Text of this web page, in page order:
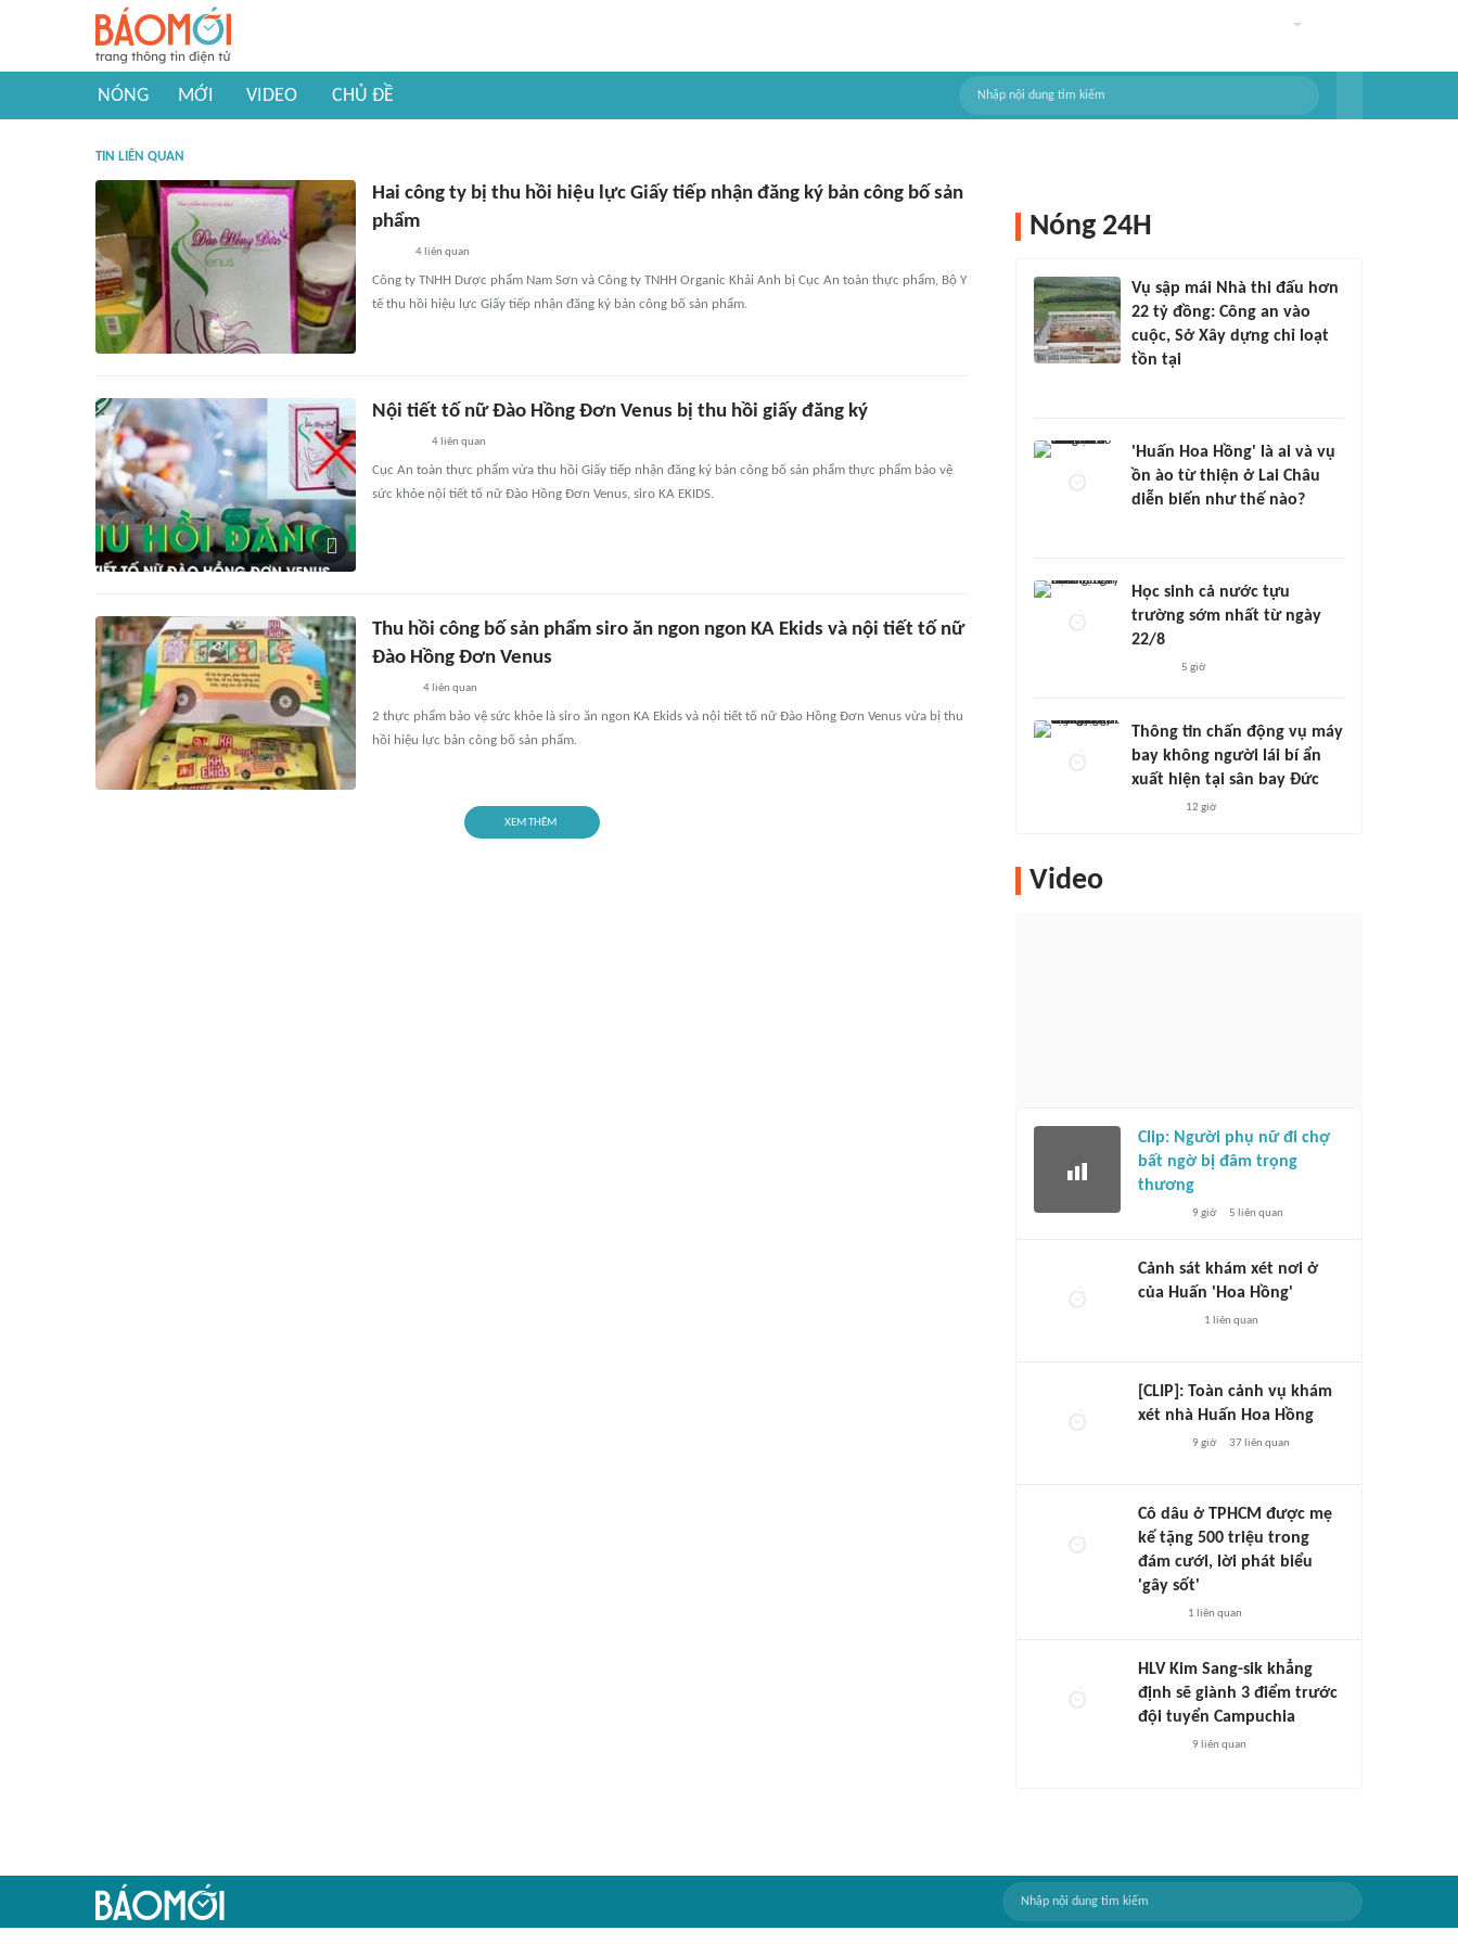
NÓNG MỚI VIDEO CHỦ ĐỀ
TIN LIÊN QUAN
Hai công ty bị thu hồi hiệu lực Giấy tiếp nhận đăng ký bản công bố sản
phẩm
4liên quan
Công ty TNHH Dược phẩm Nam Sơn và Công ty TNHH Organic Khải Anh bị Cục An toàn thực phẩm, Bộ Y
tế thu hồi hiệu lực Giấy tiếp nhận đăng ký bản công bố sản phẩm.
Nội tiết tố nữ Đào Hồng Đơn Venus bị thu hồi giấy đăng ký
4liên quan
Cục An toàn thực phẩm vừa thu hồi Giấy tiếp nhận đăng ký bản công bố sản phẩm thực phẩm bảo vệ
sức khỏe nội tiết tố nữ Đào Hồng Đơn Venus, siro KA EKIDS.
Thu hồi công bố sản phẩm siro ăn ngon ngon KA Ekids và nội tiết tố nữ
Đào Hồng Đơn Venus
4 liên quan
2 thực phẩm bảo vệ sức khỏe là siro ăn ngon KA Ekids và nội tiết tố nữ Đào Hồng Đơn Venus vừa bị thu
hồi hiệu lực bản công bố sản phẩm.
XEM THÊM
Nóng 24H
Vụ sập mái Nhà thi đấu hơn
22 tỷ đồng: Công an vào
cuộc, Sở Xây dựng chỉ loạt
tồn tại
'Huấn Hoa Hồng' là ai và vụ
ồn ào từ thiện ở Lai Châu
diễn biến như thế nào?
Học sinh cả nước tựu
trường sớm nhất từ ngày
22/8
5 giờ
Thông tin chấn động vụ máy
bay không người lái bí ẩn
xuất hiện tại sân bay Đức
12 giờ
Video
Clip: Người phụ nữ đi chợ
bất ngờ bị đâm trọng
thương
9 giờ 5 liên quan
Cảnh sát khám xét nơi ở
của Huấn 'Hoa Hồng'
1 liên quan
[CLIP]: Toàn cảnh vụ khám
xét nhà Huấn Hoa Hồng
9 giờ 37liên quan
Cô dâu ở TPHCM được mẹ
kế tặng 500 triệu trong
đám cưới, lời phát biểu
'gây sốt'
1 liên quan
HLV Kim Sang-sik khẳng
định sẽ giành 3 điểm trước
đội tuyển Campuchia
9 liên quan